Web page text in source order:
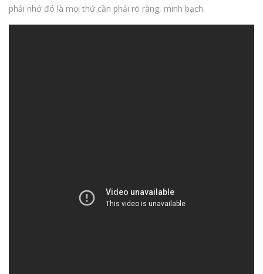
phải nhớ đó là mọi thứ cần phải rõ ràng, minh bạch.